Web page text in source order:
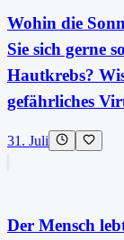
Wohin die
Sie sich gerne
Hautkrebs?
gefährliches
31. Juli
Der Mensch